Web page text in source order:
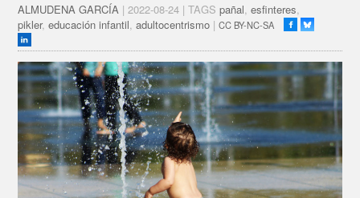
ALMUDENA GARCÍA | 2022-08-24 | TAGSpañal,esfinteres,
pikler,educación infantil,adultocentrismo |CC BY-NC-SA